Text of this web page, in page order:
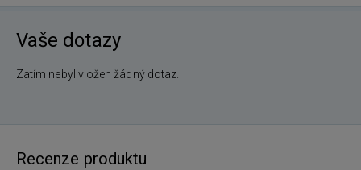
Vaše dotazy
Zatím nebyl vložen žádný dotaz.
Recenze produktu